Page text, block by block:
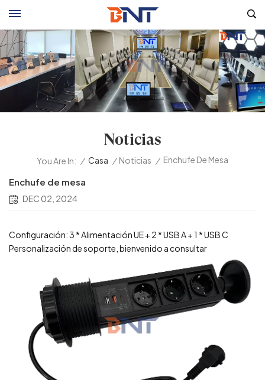
Noticias
You Are In: / Casa / Noticias / Enchufe De Mesa
Enchufe de mesa
DEC 02, 2024
Configuración: 3 * Alimentación UE + 2 * USB A + 1 * USB C
Personalización de soporte, bienvenido a consultar